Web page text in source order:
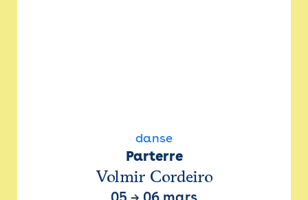
danse
Parterre
Volmir Cordeiro